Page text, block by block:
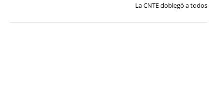
La CNTE doblegó a todos